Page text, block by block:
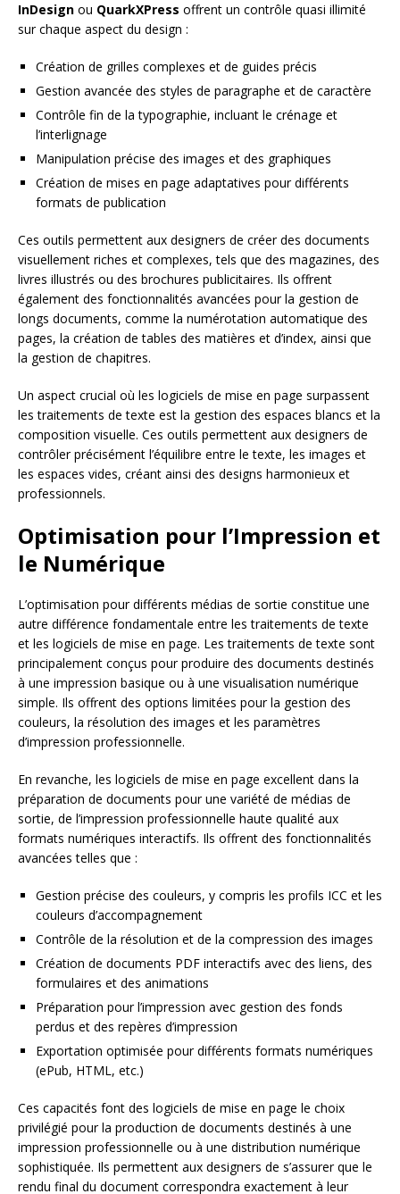
InDesign ou QuarkXPress offrent un contrôle quasi illimité
sur chaque aspect du design :
Création de grilles complexes et de guides précis
Gestion avancée des styles de paragraphe et de caractère
Contrôle fin de la typographie, incluant le crénage et
l’interlignage
Manipulation précise des images et des graphiques
Création de mises en page adaptatives pour différents
formats de publication
Ces outils permettent aux designers de créer des documents
visuellement riches et complexes, tels que des magazines, des
livres illustrés ou des brochures publicitaires. Ils offrent
également des fonctionnalités avancées pour la gestion de
longs documents, comme la numérotation automatique des
pages, la création de tables des matières et d’index, ainsi que
la gestion de chapitres.
Un aspect crucial où les logiciels de mise en page surpassent
les traitements de texte est la gestion des espaces blancs et la
composition visuelle. Ces outils permettent aux designers de
contrôler précisément l’équilibre entre le texte, les images et
les espaces vides, créant ainsi des designs harmonieux et
professionnels.
Optimisation pour l’Impression et
le Numérique
L’optimisation pour différents médias de sortie constitue une
autre différence fondamentale entre les traitements de texte
et les logiciels de mise en page. Les traitements de texte sont
principalement conçus pour produire des documents destinés
à une impression basique ou à une visualisation numérique
simple. Ils offrent des options limitées pour la gestion des
couleurs, la résolution des images et les paramètres
d’impression professionnelle.
En revanche, les logiciels de mise en page excellent dans la
préparation de documents pour une variété de médias de
sortie, de l’impression professionnelle haute qualité aux
formats numériques interactifs. Ils offrent des fonctionnalités
avancées telles que :
Gestion précise des couleurs, y compris les profils ICC et les
couleurs d’accompagnement
Contrôle de la résolution et de la compression des images
Création de documents PDF interactifs avec des liens, des
formulaires et des animations
Préparation pour l’impression avec gestion des fonds
perdus et des repères d’impression
Exportation optimisée pour différents formats numériques
(ePub, HTML, etc.)
Ces capacités font des logiciels de mise en page le choix
privilégié pour la production de documents destinés à une
impression professionnelle ou à une distribution numérique
sophistiquée. Ils permettent aux designers de s’assurer que le
rendu final du document correspondra exactement à leur